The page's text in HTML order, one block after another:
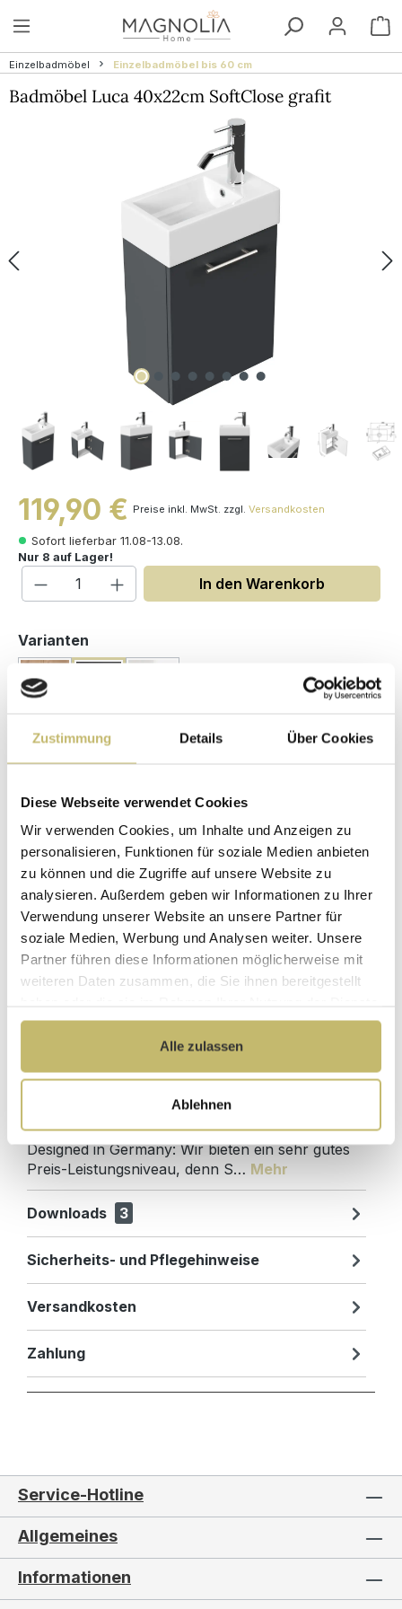
Zustimmung Details Über Cookies
Diese Webseite verwendet Cookies
Wir verwenden Cookies, um Inhalte und Anzeigen zu
personalisieren, Funktionen für soziale Medien anbieten
zu können und die Zugriffe auf unsere Website zu
analysieren. Außerdem geben wir Informationen zu Ihrer
Verwendung unserer Website an unsere Partner für
soziale Medien, Werbung und Analysen weiter. Unsere
Partner führen diese Informationen möglicherweise mit
weiteren Daten zusammen, die Sie ihnen bereitgestellt
gesammelt haben.
Alle zulassen
Ablehnen
Zum Hauptinhalt springen
Einzelbadmöbel Einzelbadmöbel bis 60 cm
Badmöbel Luca 40x22cm SoftClose grafit
119,90 € Preise inkl. MwSt. zzgl. Versandkosten
Sofort lieferbar 11.08-13.08.
Nur 8 auf Lager!
Produkt Anzahl: Gib den
In den Warenkorb
Varianten
Maße (H/B/T): 57.8 / 40 / 22 cm
Hochwertige
Materialien
Herstellerpreis
Zwischenhändler
Kundenbetreuung
mit bester
Bewertung
Gut verpackt für
beschädigungsfreie
Lieferung
Designed in
Germany
1 Monat risikofreies
Rückgaberecht
Badmöbel Qualitätsprodukt direkt ab Werk -
Designed in Germany: Wir bieten ein sehr gutes
Preis-Leistungsniveau, denn S… Mehr
Downloads 3
Sicherheits- und Pflegehinweise
Versandkosten
Zahlung
Service-Hotline
Allgemeines
Informationen